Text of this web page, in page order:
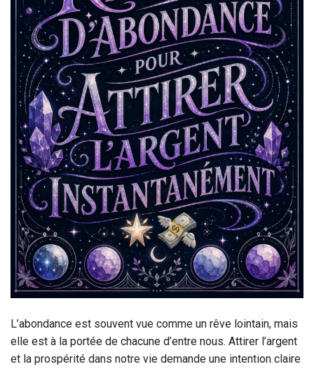
L’abondance est souvent vue comme un rêve lointain, mais
elle est à la portée de chacune d’entre nous. Attirer l’argent
et la prospérité dans notre vie demande une intention claire